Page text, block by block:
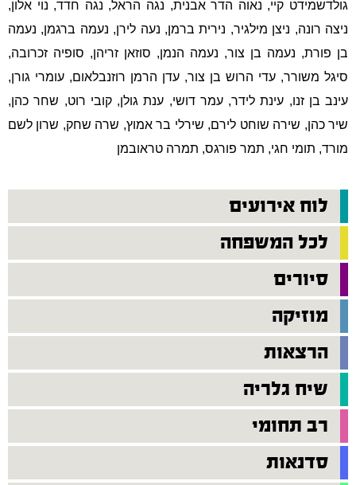
גולדשמידט קיי, נאוה הדר אבנית, נגה הראל, נגה חדד, נוי אלון,
ניצה רונה, ניצן מילגיר, נירית ברמן, נעה לירן, נעמה ברגמן, נעמה
בן פורת, נעמה בן צור, נעמה הנמן, סוזאן זריהן, סופיה זכרובה,
סיגל משורר, עדי הרוש בן צור, עדן הרמן רוזנבלאום, עומרי גורן,
עינב בן זנו, עינת לידר,עמר דושי, ענת גולן,קובי רוט, שחר כהן,
שיר כהן, שירה שוחט לירם, שירלי בר אמוץ, שרה שחק, שרון לשם
מורד, תומי חגי, תמר פורגס, תמרה טראובמן
לוח אירועים
לכל המשפחה
סיורים
מוזיקה
הרצאות
שיח גלריה
רב תחומי
סדנאות